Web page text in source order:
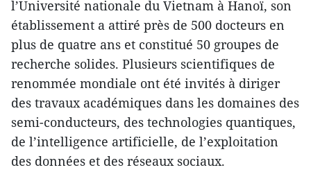
l’Université nationale du Vietnam à Hanoï, son
établissement a attiré près de 500 docteurs en
plus de quatre ans et constitué 50 groupes de
recherche solides. Plusieurs scientifiques de
renommée mondiale ont été invités à diriger
des travaux académiques dans les domaines des
semi-conducteurs, des technologies quantiques,
de l’intelligence artificielle, de l’exploitation
des données et des réseaux sociaux.